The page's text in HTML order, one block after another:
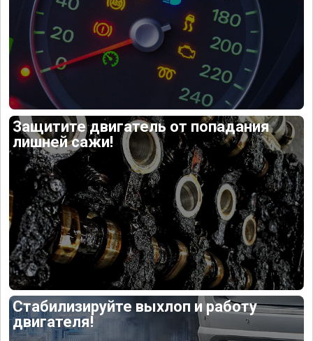
Защитите двигатель от попадания
лишней сажи!
Стабилизируйте выхлоп и работу
двигателя!